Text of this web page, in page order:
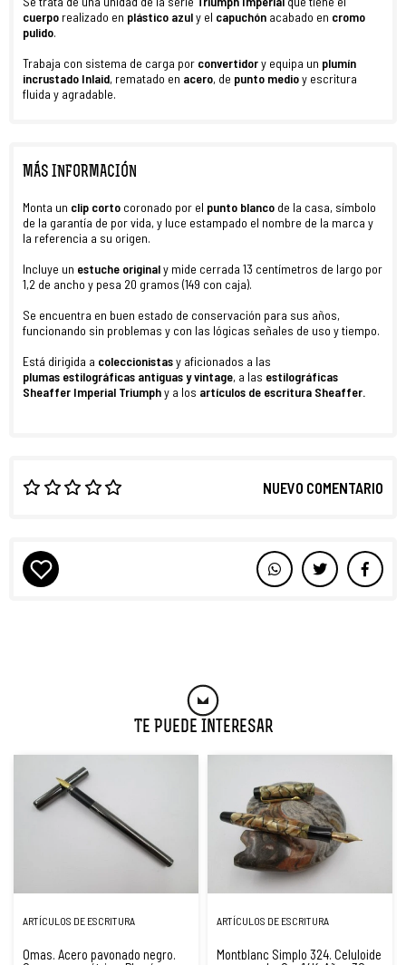
cuerpo realizado en plástico azuly el capuchón acabado en cromo
pulido.
Trabaja con sistema de carga por convertidory equipa un plumín
incrustado Inlaid, rematado en acero, de punto medioy escritura
fluida y agradable.
MÁS INFORMACIÓN
Monta un clip corto coronado por el punto blanco de la casa, símbolo
de la garantía de por vida, y luce estampado el nombre de la marca y
la referencia a su origen.
Incluye un estuche originaly mide cerrada 13 centímetros de largo por
1,2 de ancho y pesa 20 gramos (149 con caja).
Se encuentra en buen estado de conservación para sus años,
funcionando sin problemas y con las lógicas señales de uso y tiempo.
Está dirigida a coleccionistasy aficionados a las
plumas estilográficas antiguas y vintage, a las estilográficas
Sheaffer Imperial Triumphy a los artículos de escritura Sheaffer.
NUEVO COMENTARIO
Te Puede Interesar
ARTÍCULOS DE ESCRITURA
Omas. Acero pavonado negro.
ARTÍCULOS DE ESCRITURA
Montblanc Simplo 324. Celuloide